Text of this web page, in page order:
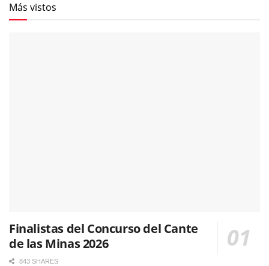
Más vistos
Finalistas del Concurso del Cante
de las Minas 2026
843 SHARES